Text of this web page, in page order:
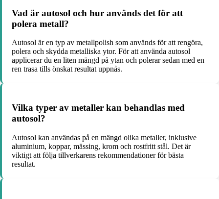
Vad är autosol och hur används det för att
polera metall?
Autosol är en typ av metallpolish som används för att rengöra,
polera och skydda metalliska ytor. För att använda autosol
applicerar du en liten mängd på ytan och polerar sedan med en
ren trasa tills önskat resultat uppnås.
Vilka typer av metaller kan behandlas med
autosol?
Autosol kan användas på en mängd olika metaller, inklusive
aluminium, koppar, mässing, krom och rostfritt stål. Det är
viktigt att följa tillverkarens rekommendationer för bästa
resultat.